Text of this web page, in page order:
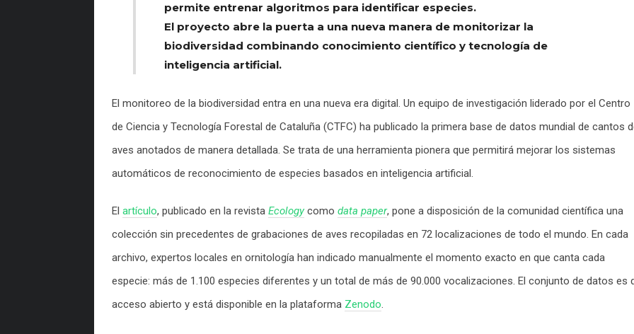
permite entrenar algoritmos para identificar especies.
El proyecto abre la puerta a una nueva manera de monitorizar la
biodiversidad combinando conocimiento científico y tecnología de
inteligencia artificial.
El monitoreo de la biodiversidad entra en una nueva era digital. Un equipo de investigación liderado por el Centro
de Ciencia y Tecnología Forestal de Cataluña (CTFC) ha publicado la primera base de datos mundial de cantos
aves anotados de manera detallada. Se trata de una herramienta pionera que permitirá mejorar los sistemas
automáticos de reconocimiento de especies basados en inteligencia artificial.
El artículo, publicado en la revista Ecology como data paper, pone a disposición de la comunidad científica una
colección sin precedentes de grabaciones de aves recopiladas en 72 localizaciones de todo el mundo. En cada
archivo, expertos locales en ornitología han indicado manualmente el momento exacto en que canta cada
especie: más de 1.100 especies diferentes y un total de más de 90.000 vocalizaciones. El conjunto de datos es
acceso abierto y está disponible en la plataforma Zenodo.